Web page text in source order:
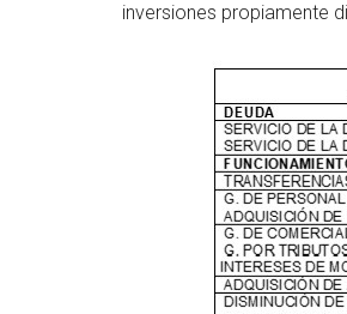
inversiones propiamente